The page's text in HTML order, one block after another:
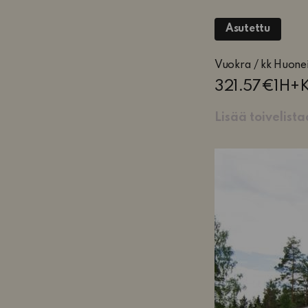
Asutettu
Vuokra / kk
321.57€
1
Lisää